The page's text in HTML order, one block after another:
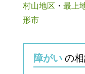
村山地区 ・ 最上
形市
障がい の